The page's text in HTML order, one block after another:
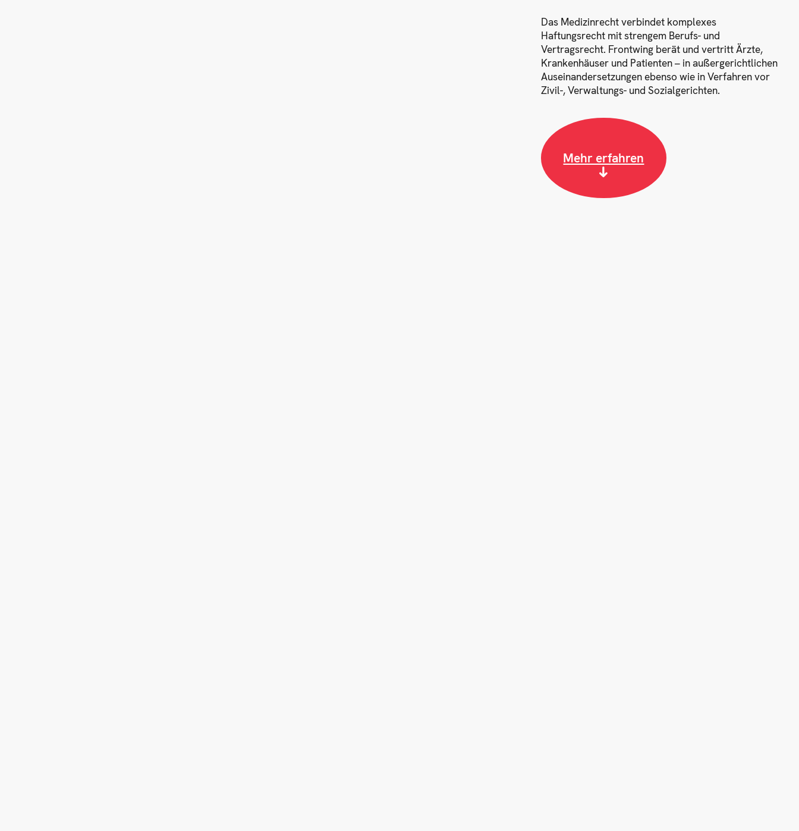
Das Medizinrecht verbindet komplexes
Haftungsrecht mit strengem Berufs- und
Vertragsrecht. Frontwing berät und vertritt Ärzte,
Krankenhäuser und Patienten – in außergerichtlichen
Auseinandersetzungen ebenso wie in Verfahren vor
Zivil-, Verwaltungs- und Sozialgerichten.
Mehr erfahren